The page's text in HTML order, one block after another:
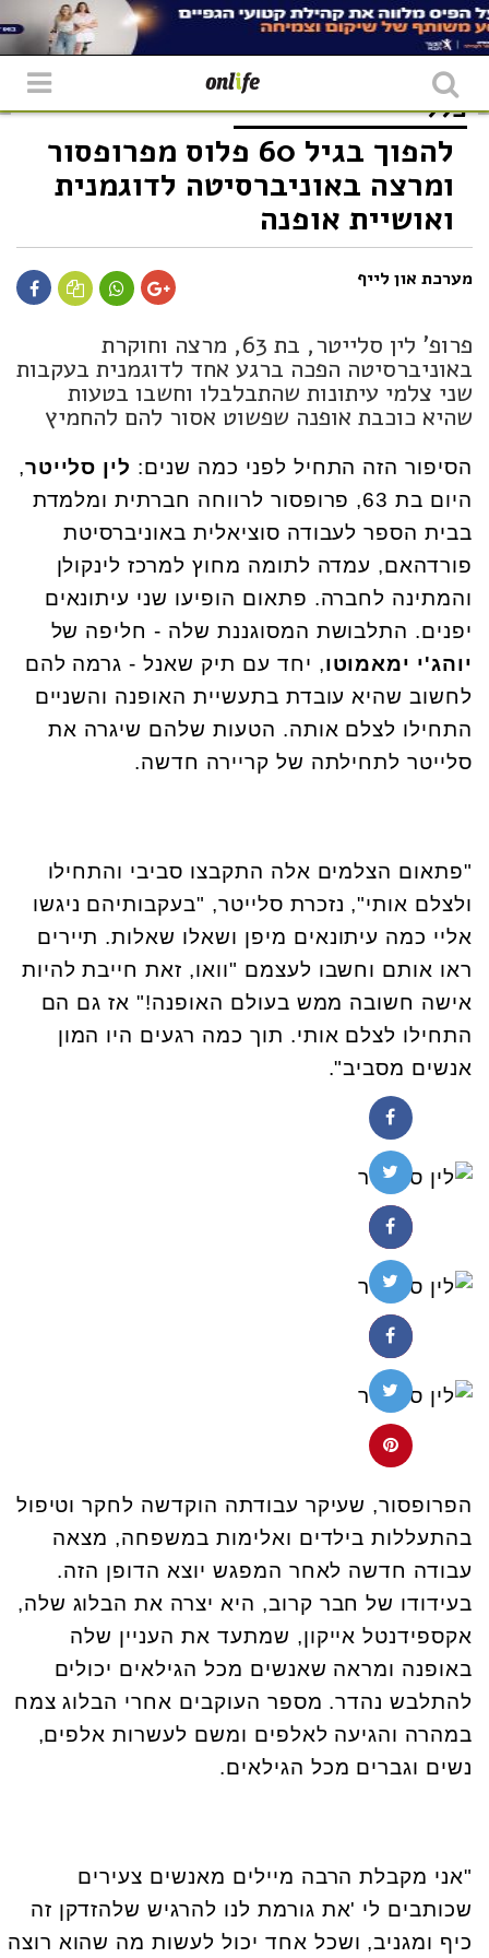
כללי
להפוך בגיל 60 פלוס מפרופסור
ומרצה באוניברסיטה לדוגמנית
ואושיית אופנה
מערכת און לייף
פרופ' לין סלייטר, בת 63, מרצה וחוקרת
באוניברסיטה הפכה ברגע אחד לדוגמנית בעקבות
שני צלמי עיתונות שהתבלבלו וחשבו בטעות
שהיא כוכבת אופנה שפשוט אסור להם להחמיץ
הסיפור הזה התחיל לפני כמה שנים: לין סלייטר,
היום בת 63, פרופסור לרווחה חברתית ומלמדת
בבית הספר לעבודה סוציאלית באוניברסיטת
פורדהאם, עמדה לתומה מחוץ למרכז לינקולן
והמתינה לחברה. פתאום הופיעו שני עיתונאים
יפנים. התלבושת המסוגננת שלה - חליפה של
יוהג'י ימאמוטו, יחד עם תיק שאנל - גרמה להם
לחשוב שהיא עובדת בתעשיית האופנה והשניים
התחילו לצלם אותה. הטעות שלהם שיגרה את
סלייטר לתחילתה של קריירה חדשה.
"פתאום הצלמים אלה התקבצו סביבי והתחילו
ולצלם אותי", נזכרת סלייטר, "בעקבותיהם ניגשו
אליי כמה עיתונאים מיפן ושאלו שאלות. תיירים
ראו אותם וחשבו לעצמם "וואו, זאת חייבת להיות
אישה חשובה ממש בעולם האופנה!" אז גם הם
התחילו לצלם אותי. תוך כמה רגעים היו המון
אנשים מסביב".
הפרופסור, שעיקר עבודתה הוקדשה לחקר וטיפול
בהתעללות בילדים ואלימות במשפחה, מצאה
עבודה חדשה לאחר המפגש יוצא הדופן הזה.
בעידודו של חבר קרוב, היא יצרה את הבלוג שלה,
אקספידנטל אייקון, שמתעד את העניין שלה
באופנה ומראה שאנשים מכל הגילאים יכולים
להתלבש נהדר. מספר העוקבים אחרי הבלוג צמח
במהרה והגיעה לאלפים ומשם לעשרות אלפים,
נשים וגברים מכל הגילאים.
"אני מקבלת הרבה מיילים מאנשים צעירים
שכותבים לי 'את גורמת לנו להרגיש שלהזדקן זה
כיף ומגניב, ושכל אחד יכול לעשות מה שהוא רוצה